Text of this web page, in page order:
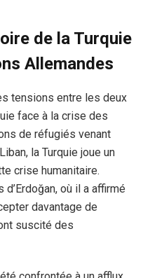
de la Turquie
Allemandes
tensions entre les deux
face à la crise des
de réfugiés venant
la Turquie joue un
crise humanitaire.
où il a affirmé
davantage de
suscité des